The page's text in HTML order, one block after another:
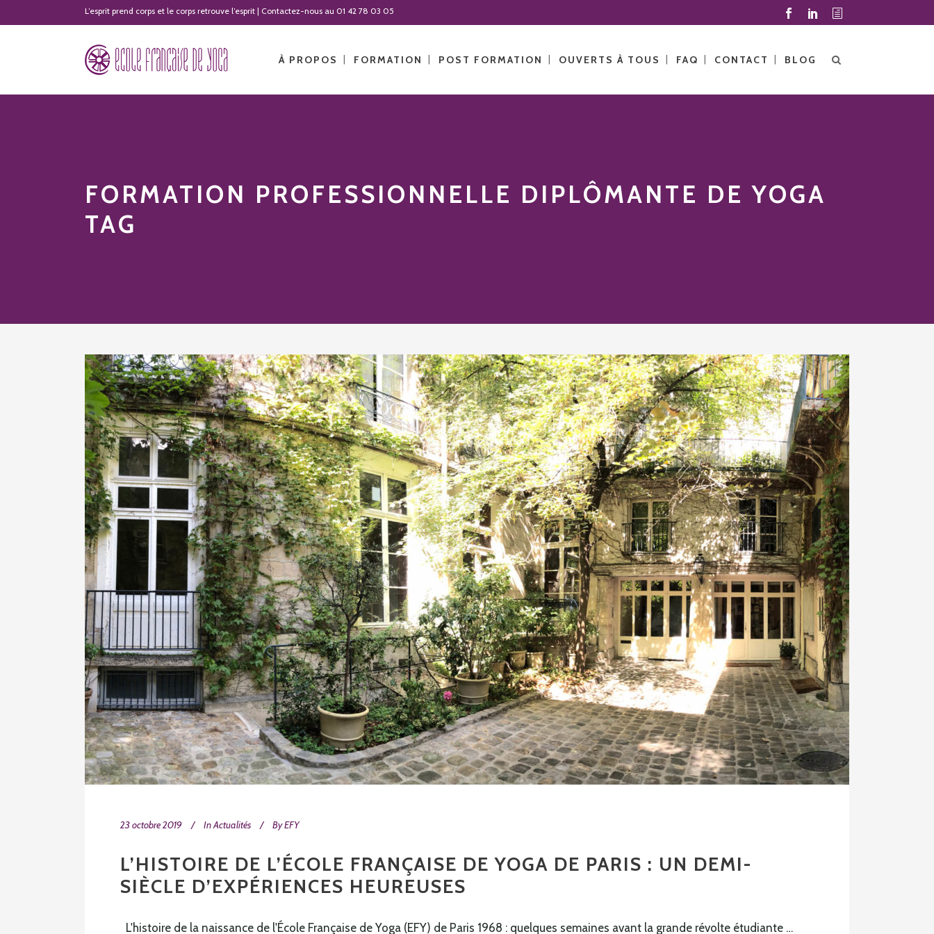
L’esprit prend corps et le corps retrouve l’esprit | Contactez-nous au 01 42 78 03 05
À PROPOS FORMATION POST FORMATION OUVERTS À TOUS FAQ CONTACT BLOG
FORMATION PROFESSIONNELLE DIPLÔMANTE DE YOGA
TAG
23 octobre 2019 InActualités ByEFY
L’HISTOIRE DE L’ÉCOLE FRANÇAISE DE YOGA DE PARIS : UN DEMI-
SIÈCLE D’EXPÉRIENCES HEUREUSES
L'histoire de la naissance de l'École Française de Yoga (EFY) de Paris 1968 : quelques semaines avant la grande révolte étudiante …